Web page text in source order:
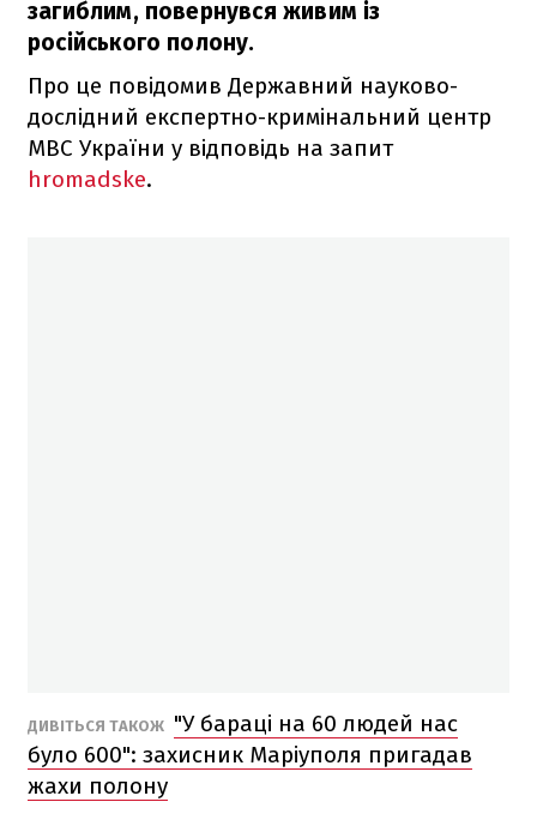
загиблим, повернувся живим із
російського полону.
Про це повідомив Державний науково-
дослідний експертно-кримінальний центр
МВС України у відповідь на запит
hromadske.
ДИВІТЬСЯ ТАКОЖ "У бараці на 60 людей нас
було 600": захисник Маріуполя пригадав
жахи полону